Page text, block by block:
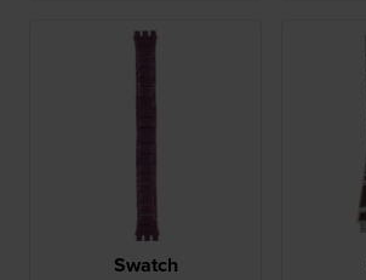
Swatch